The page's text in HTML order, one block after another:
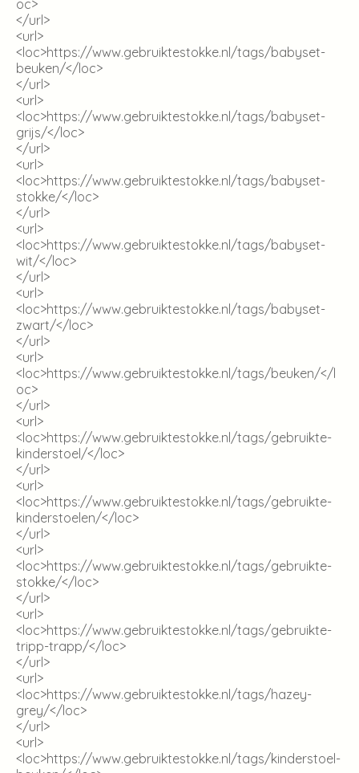
oc>
</url>
<url>
<loc>https://www.gebruiktestokke.nl/tags/babyset-
beuken/</loc>
</url>
<url>
<loc>https://www.gebruiktestokke.nl/tags/babyset-
grijs/</loc>
</url>
<url>
<loc>https://www.gebruiktestokke.nl/tags/babyset-
stokke/</loc>
</url>
<url>
<loc>https://www.gebruiktestokke.nl/tags/babyset-
wit/</loc>
</url>
<url>
<loc>https://www.gebruiktestokke.nl/tags/babyset-
zwart/</loc>
</url>
<url>
<loc>https://www.gebruiktestokke.nl/tags/beuken/</l
oc>
</url>
<url>
<loc>https://www.gebruiktestokke.nl/tags/gebruikte-
kinderstoel/</loc>
</url>
<url>
<loc>https://www.gebruiktestokke.nl/tags/gebruikte-
kinderstoelen/</loc>
</url>
<url>
<loc>https://www.gebruiktestokke.nl/tags/gebruikte-
stokke/</loc>
</url>
<url>
<loc>https://www.gebruiktestokke.nl/tags/gebruikte-
tripp-trapp/</loc>
</url>
<url>
<loc>https://www.gebruiktestokke.nl/tags/hazey-
grey/</loc>
</url>
<url>
<loc>https://www.gebruiktestokke.nl/tags/kinderstoel-